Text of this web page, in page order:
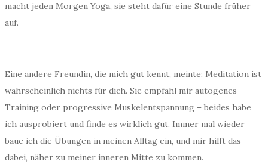
macht jeden Morgen Yoga, sie steht dafür eine Stunde früher
auf.
Eine andere Freundin, die mich gut kennt, meinte: Meditation ist
wahrscheinlich nichts für dich. Sie empfahl mir autogenes
Training oder progressive Muskelentspannung – beides habe
ich ausprobiert und finde es wirklich gut. Immer mal wieder
baue ich die Übungen in meinen Alltag ein, und mir hilft das
dabei, näher zu meiner inneren Mitte zu kommen.